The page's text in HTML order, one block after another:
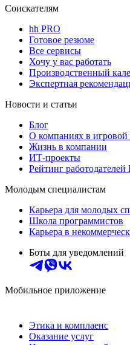
Соискателям
hh PRO
Готовое резюме
Все сервисы
Хочу у вас работать
Производственный
Экспертная
Новости и статьи
Блог
О компаниях в
Жизнь в компании
ИТ-проекты
Рейтинг работодателей
Молодым специалистам
Карьера для молодых
Школа программистов
Карьера в
Боты для уведомлений
Мобильное приложение
Этика и комплаенс
Оказание услуг